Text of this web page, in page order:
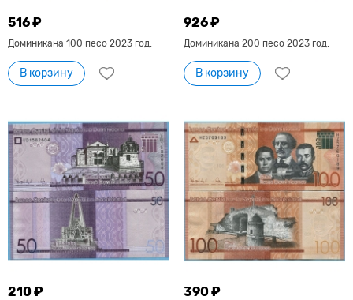
516 ₽
Доминикана 100 песо 2023 год.
В корзину
926 ₽
Доминикана 200 песо 2023 год.
В корзину
210 ₽ 390 ₽